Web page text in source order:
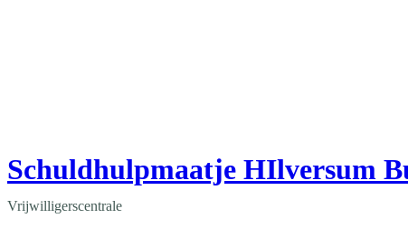
Schuldhulpmaatje HIlversum
Vrijwilligerscentrale